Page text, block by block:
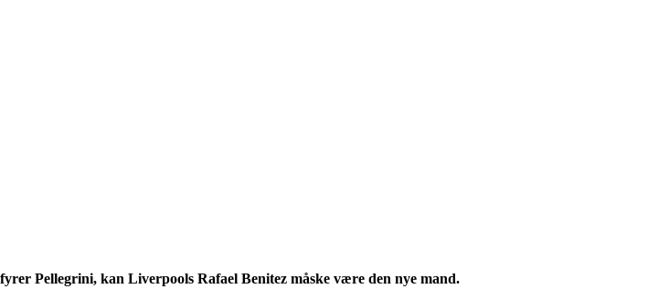
Pellegrini, kan Liverpools Rafael Benitez måske være den nye mand.